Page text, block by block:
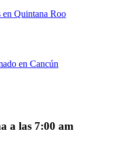
en Quintana Roo
en Cancún
a las 7:00 am